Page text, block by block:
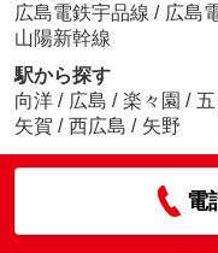
広島電鉄宇品線 / 広島
山陽新幹線
駅から探す
向洋 / 広島 / 楽々園 /
矢賀 / 西広島 / 矢野
電